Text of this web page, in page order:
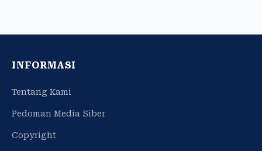
INFORMASI
Tentang Kami
Pedoman Media Siber
Copyright